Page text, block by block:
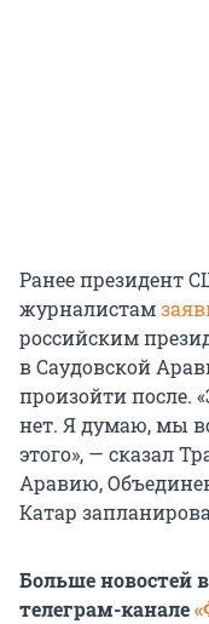
Ранее президент
журналистам
российским
в Саудовской
произойти после.
нет. Я думаю, мы
этого», — сказал
Аравию,
Катар
Больше новостей
телеграм-канале